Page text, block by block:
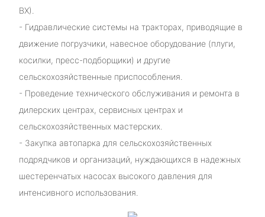
BX).
- Гидравлические системы на тракторах, приводящие в
движение погрузчики, навесное оборудование (плуги,
косилки, пресс-подборщики) и другие
сельскохозяйственные приспособления.
- Проведение технического обслуживания и ремонта в
дилерских центрах, сервисных центрах и
сельскохозяйственных мастерских.
- Закупка автопарка для сельскохозяйственных
подрядчиков и организаций, нуждающихся в надежных
шестеренчатых насосах высокого давления для
интенсивного использования.